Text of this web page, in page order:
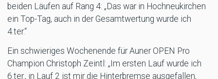
beiden Läufen auf Rang 4: „Das war in Hochneukirchen
ein Top-Tag, auch in der Gesamtwertung wurde ich
4.ter.“
Ein schwieriges Wochenende für Auner OPEN Pro
Champion Christoph Zeintl: „Im ersten Lauf wurde ich
6.ter., in Lauf 2 ist mir die Hinterbremse ausgefallen,